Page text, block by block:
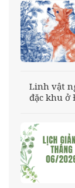
Linh vật
đặc khu ở